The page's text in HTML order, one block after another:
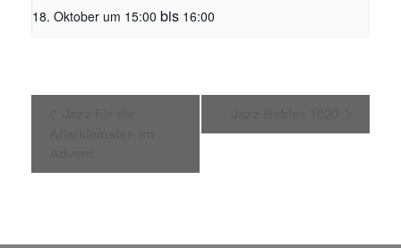
18. Oktober um 15:00 bis 16:00
a